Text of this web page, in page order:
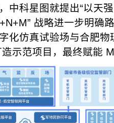
中科星图就提出“以天
战略进一步明确
化仿真试验场与合肥
示范项目，最终赋能